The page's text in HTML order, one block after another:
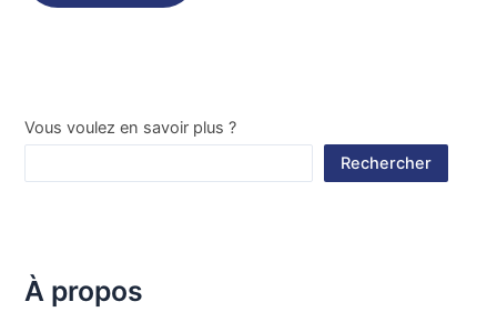
Vous voulez en savoir plus ?
Rechercher
À propos